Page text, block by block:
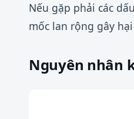
Nếu gặp phải các
mốc lan rộng gây
Nguyên nhân